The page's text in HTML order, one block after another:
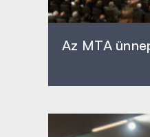
Az MTA